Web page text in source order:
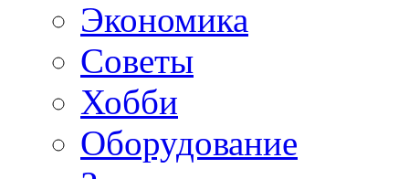
Экономика
Советы
Хобби
Oборудование